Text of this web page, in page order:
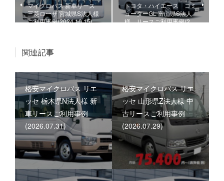
マイクロバス 新車リース
三菱ローザ 宮城県S法人様
ご利用事例(2024.10.15)
トヨタ・ハイエース コミ
ューターGL 富山県S法人
様、リースご利用事例(2…
関連記事
格安マイクロバス リエ
ッセ 栃木県N法人様 新
車リースご利用事例
(2026.07.31)
格安マイクロバス リエ
ッセ 山形県Z法人様 中
古リースご利用事例
(2026.07.29)